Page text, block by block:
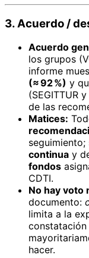
3. Acuerdo /
Acuerdo
los grupos
informe
(≈ 92 %) y
(SEGITTUR
de las
Matices:
continua y
fondos
CDTI.
No hay voto
documento:
limita a la
constatación
hacer.